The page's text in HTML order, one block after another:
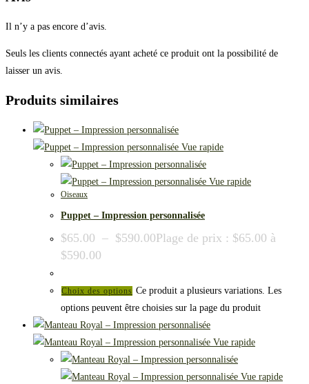
Il n’y a pas encore d’avis.
Seuls les clients connectés ayant acheté ce produit ont la possibilité de
laisser un avis.
Produits similaires
Vue rapide
Vue rapide
Oiseaux
Puppet – Impression personnalisée
$65.00 – $590.00Plage de prix : $65.00 à
$590.00
Choix des options Ce produit a plusieurs variations. Les
options peuvent être choisies sur la page du produit
Vue rapide
Vue rapide